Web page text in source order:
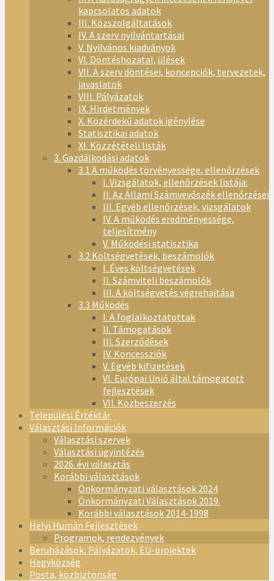
kapcsolatos adatok
III. Közszolgáltatások
IV. A szerv nyilvántartásai
V. Nyilvános kiadványok
VI. Döntéshozatal, ülések
VII. A szerv döntései, koncepciók, tervezetek,
javaslatok
VIII. Pályázatok
IX. Hirdetmények
X. Közérdekű adatok igénylése
Statisztikai adatok
XI. Közzétételi listák
3. Gazdálkodási adatok
3.1 A működés törvényessége, ellenőrzések
I. Vizsgálatok, ellenőrzések listája:
II. Az Állami Számvevőszék ellenőrzései
III. Egyéb ellenőrzések, vizsgálatok
IV. A működés eredményessége,
teljesítmény
V. Működési statisztika
3.2 Költségvetések, beszámolók
I. Éves költségvetések
II. Számviteli beszámolók
III. A költségvetés végrehajtása
3.3 Működés
I. A foglalkoztatottak
II. Támogatások
III. Szerződések
IV. Koncessziók
V. Egyéb kifizetések
VI. Európai Unió által támogatott
fejlesztések
VII. Közbeszerzés
Települési Értéktár
Választási Információk
Választási szervek
Választási ügyintézés
2026. évi választás
Korábbi választások
Önkormányzati választások 2024
Önkormányzati Választások 2019.
Korábbi választások 2014-1998
Helyi Humán Fejlesztések
Programok, rendezvények
Beruházások, Pályázatok, EU-projektek
Hegyközség
Posta, közbiztonság